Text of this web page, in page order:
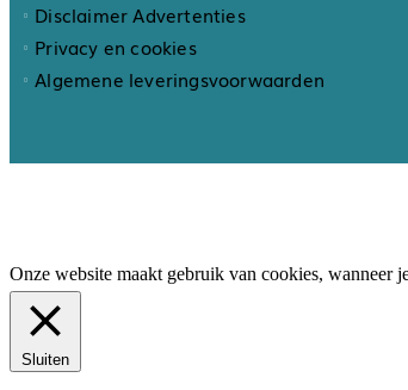
Disclaimer Advertenties
Privacy en cookies
Algemene leveringsvoorwaarden
Onze website maakt gebruik van cookies, wanneer
Sluiten